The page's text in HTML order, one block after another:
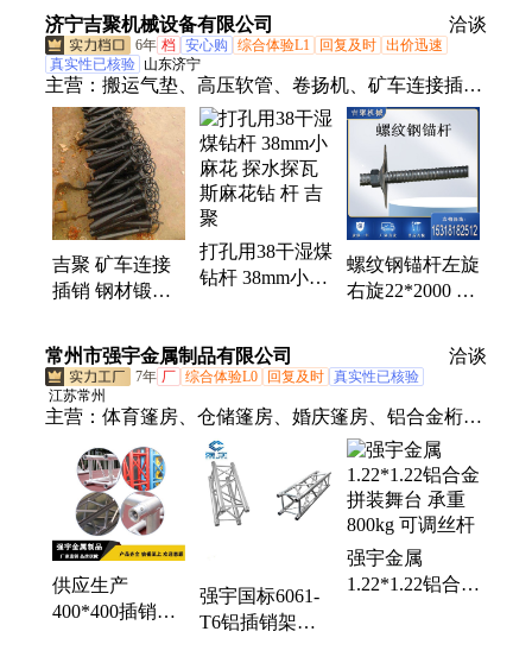
节舞台楼梯插销
架
济宁吉聚机械设备有限公司
洽谈
6年 档 安心购 综合体验L1 回复及时 出价迅速
真实性已核验 山东济宁
主营： 搬运气垫、高压软管、卷扬机、矿车连接插
销、螺旋千斤顶、高压清洗机、雾化消毒门、栏木
机、洗靴机、速凝剂、密闭气囊、射流器、叉车吊
臂、矿用门、变压器、破拆工具、手拉葫芦、翻车
机、链轮组件、推车机、搬运坦克、酸碱喷射器、蒸
汽喷射器、气固喷射器、张拉机具、临时支护
吉聚 矿车连接
插销 钢材锻造
焊机插头
打孔用38干湿煤
钻杆 38mm小麻
螺纹钢锚杆左旋
右旋22*2000 煤
吉聚多规格定做
常州市强宇金属制品有限公司 洽谈
7年 厂 综合体验L0 回复及时 真实性已核验
江苏常州
主营： 体育篷房、仓储篷房、婚庆篷房、铝合金桁
架、铝合金舞台、雷亚架、钢铁桁架、钢铁舞台、活
动篷房
供应生产
400*400插销架
强宇国标6061-
T6铝插销架
强宇金属
1.22*1.22铝合金